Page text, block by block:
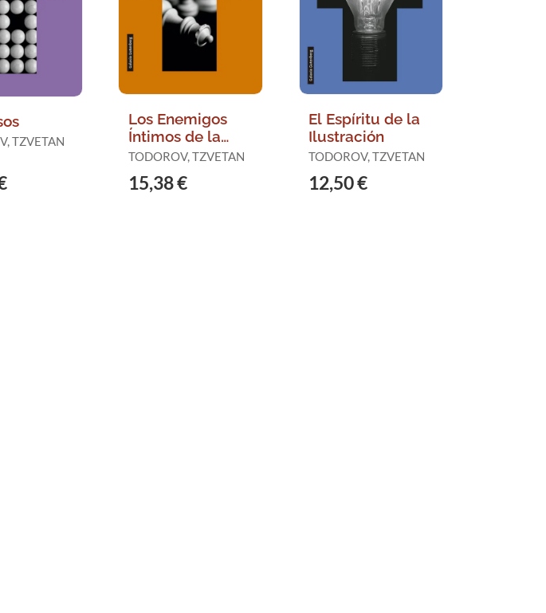
TZVETAN
Los Enemigos
Íntimos de la
Democracia
TODOROV, TZVETAN
15,38 €
El Espíritu de la
Ilustración
TODOROV, TZVETAN
12,50 €